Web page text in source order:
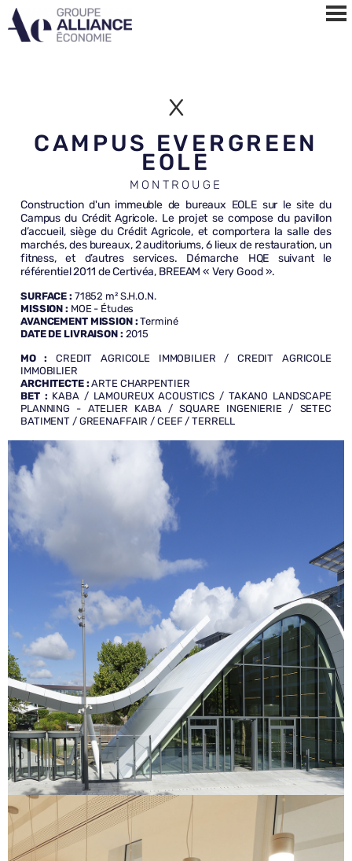
x
CAMPUS EVERGREEN
EOLE
MONTROUGE
Construction d'un immeuble de bureaux EOLE sur le site du
Campus du Crédit Agricole. Le projet se compose du pavillon
d’accueil, siège du Crédit Agricole, et comportera la salle des
marchés, des bureaux, 2 auditoriums, 6 lieux de restauration, un
fitness, et d’autres services. Démarche HQE suivant le
référentiel 2011 de Certivéa, BREEAM « Very Good ».
SURFACE : 71852 m² S.H.O.N.
MISSION : MOE - Études
AVANCEMENT MISSION :Terminé
DATE DE LIVRAISON : 2015
MO:
CREDIT AGRICOLE IMMOBILIER / CREDIT AGRICOLE
IMMOBILIER
ARCHITECTE : ARTE CHARPENTIER
BET : KABA / LAMOUREUX ACOUSTICS / TAKANO LANDSCAPE
PLANNING - ATELIER KABA / SQUARE INGENIERIE / SETEC
BATIMENT / GREENAFFAIR / CEEF / TERRELL